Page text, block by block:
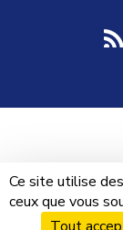
Ce site utilise
ceux que vous